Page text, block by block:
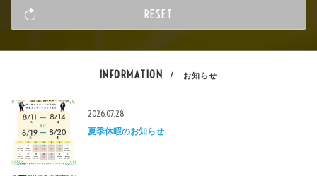
INFORMATION / お知らせ
2026.07.28
夏季休暇のお知らせ